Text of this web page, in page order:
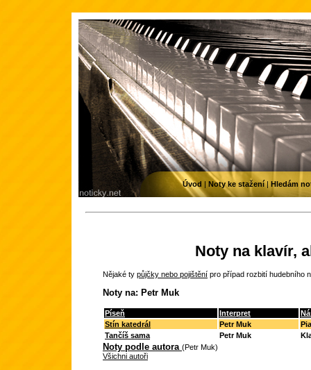
Noty na klavír,
Nějaké ty půjčky nebo pojištění pro případ rozbití hudebního
Noty na: Petr Muk
Píseň Interpret
Stín katedrál
Petr Muk
Tančíš sama
Petr Muk
Noty podle autora (Petr Muk)
Všichni autoři
Úvod | Noty ke stažení| Hledám